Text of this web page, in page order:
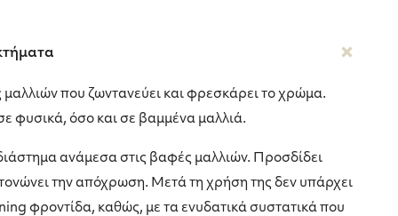
που ζωντανεύει και φρεσκάρει το χρώμα.
φυσικά, όσο και σε βαμμένα μαλλιά.
διάστημα ανάμεσα στις βαφές μαλλιών. Προσδίδει
την απόχρωση. Μετά τη χρήση της δεν υπάρχει
φροντίδα, καθώς, με τα ενυδατικά συστατικά που